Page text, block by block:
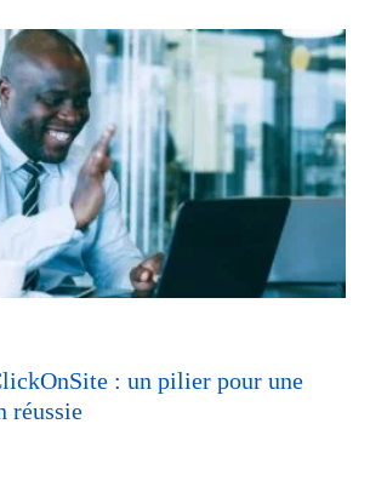
: un pilier pour une
réussie